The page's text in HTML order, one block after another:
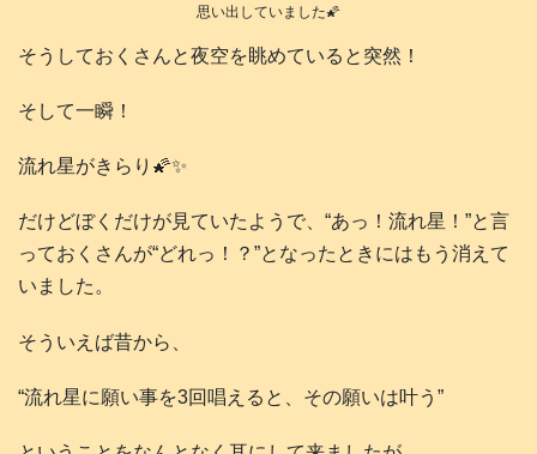
思い出していました🌠
そうしておくさんと夜空を眺めていると突然！
そして一瞬！
流れ星がきらり🌠✨
だけどぼくだけが見ていたようで、“あっ！流れ星！”と言
っておくさんが“どれっ！？”となったときにはもう消えて
いました。
そういえば昔から、
“流れ星に願い事を3回唱えると、その願いは叶う”